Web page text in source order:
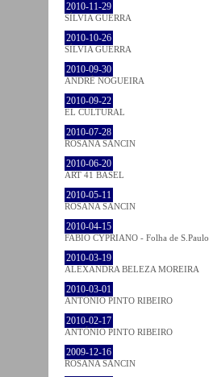
2010-11-29
SÍLVIA GUERRA
2010-10-26
SÍLVIA GUERRA
2010-09-30
ANDRÉ NOGUEIRA
2010-09-22
EL CULTURAL
2010-07-28
ROSANA SANCIN
2010-06-20
ART 41 BASEL
2010-05-11
ROSANA SANCIN
2010-04-15
FABIO CYPRIANO - Folha de S.Paulo
2010-03-19
ALEXANDRA BELEZA MOREIRA
2010-03-01
ANTÓNIO PINTO RIBEIRO
2010-02-17
ANTÓNIO PINTO RIBEIRO
2009-12-16
ROSANA SANCIN